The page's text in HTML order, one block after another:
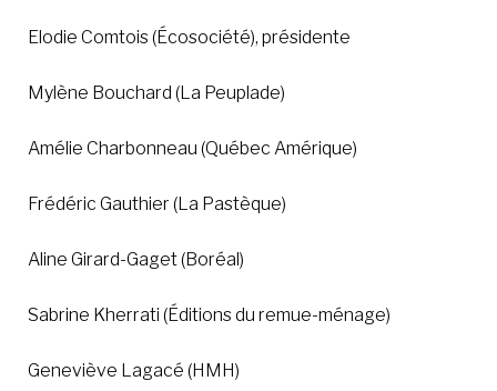
Elodie Comtois (Écosociété), présidente
Mylène Bouchard (La Peuplade)
Amélie Charbonneau (Québec Amérique)
Frédéric Gauthier (La Pastèque)
Aline Girard-Gaget (Boréal)
Sabrine Kherrati (Éditions du remue-ménage)
Geneviève Lagacé (HMH)